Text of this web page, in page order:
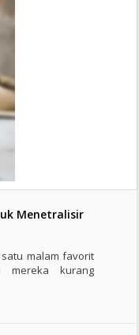
Menetralisir
malam favorit
mereka kurang